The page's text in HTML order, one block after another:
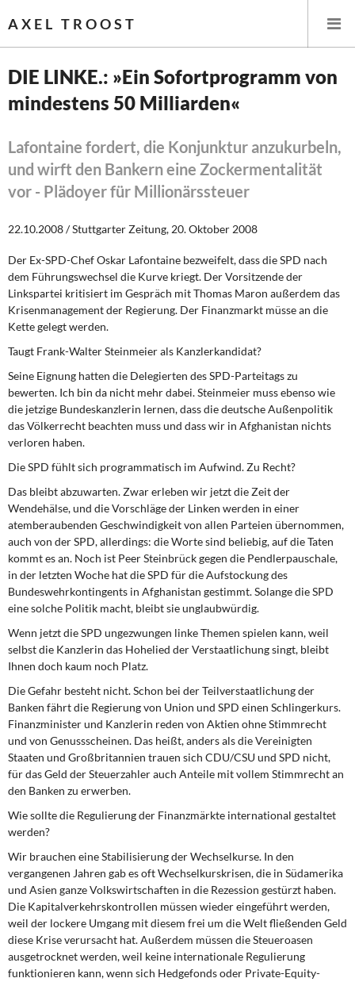
AXEL TROOST
Startseite
Themen
Leitlinien linker Wirtschafts- und Finanzpolitik
Steuer- und Finanzpolitik
Öffentliche Infrastruktur und Daseinsvorsorge
Eurokrise und Griechenland
Weitere Themen
Memo-Gruppe
Institut Solidarische Moderne
Rosa-Luxemburg-Stiftung
Über mich
Kontakt
DIE LINKE.: »Ein Sofortprogramm von
mindestens 50 Milliarden«
Lafontaine fordert, die Konjunktur anzukurbeln,
und wirft den Bankern eine Zockermentalität
vor - Plädoyer für Millionärssteuer
22.10.2008 / Stuttgarter Zeitung, 20. Oktober 2008
Der Ex-SPD-Chef Oskar Lafontaine bezweifelt, dass die SPD nach
dem Führungswechsel die Kurve kriegt. Der Vorsitzende der
Linkspartei kritisiert im Gespräch mit Thomas Maron außerdem das
Krisenmanagement der Regierung. Der Finanzmarkt müsse an die
Kette gelegt werden.
Taugt Frank-Walter Steinmeier als Kanzlerkandidat?
Seine Eignung hatten die Delegierten des SPD-Parteitags zu
bewerten. Ich bin da nicht mehr dabei. Steinmeier muss ebenso wie
die jetzige Bundeskanzlerin lernen, dass die deutsche Außenpolitik
das Völkerrecht beachten muss und dass wir in Afghanistan nichts
verloren haben.
Die SPD fühlt sich programmatisch im Aufwind. Zu Recht?
Das bleibt abzuwarten. Zwar erleben wir jetzt die Zeit der
Wendehälse, und die Vorschläge der Linken werden in einer
atemberaubenden Geschwindigkeit von allen Parteien übernommen,
auch von der SPD, allerdings: die Worte sind beliebig, auf die Taten
kommt es an. Noch ist Peer Steinbrück gegen die Pendlerpauschale,
in der letzten Woche hat die SPD für die Aufstockung des
Bundeswehrkontingents in Afghanistan gestimmt. Solange die SPD
eine solche Politik macht, bleibt sie unglaubwürdig.
Wenn jetzt die SPD ungezwungen linke Themen spielen kann, weil
selbst die Kanzlerin das Hohelied der Verstaatlichung singt, bleibt
Ihnen doch kaum noch Platz.
Die Gefahr besteht nicht. Schon bei der Teilverstaatlichung der
Banken fährt die Regierung von Union und SPD einen Schlingerkurs.
Finanzminister und Kanzlerin reden von Aktien ohne Stimmrecht
und von Genussscheinen. Das heißt, anders als die Vereinigten
Staaten und Großbritannien trauen sich CDU/CSU und SPD nicht,
für das Geld der Steuerzahler auch Anteile mit vollem Stimmrecht an
den Banken zu erwerben.
Wie sollte die Regulierung der Finanzmärkte international gestaltet
werden?
Wir brauchen eine Stabilisierung der Wechselkurse. In den
vergangenen Jahren gab es oft Wechselkurskrisen, die in Südamerika
und Asien ganze Volkswirtschaften in die Rezession gestürzt haben.
Die Kapitalverkehrskontrollen müssen wieder eingeführt werden,
weil der lockere Umgang mit diesem frei um die Welt fließenden Geld
diese Krise verursacht hat. Außerdem müssen die Steueroasen
ausgetrocknet werden, weil keine internationale Regulierung
funktionieren kann, wenn sich Hedgefonds oder Private-Equity-